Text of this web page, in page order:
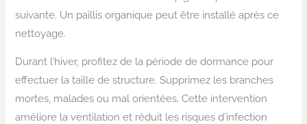
suivante. Un paillis organique peut être installé après ce
nettoyage.
Durant l’hiver, profitez de la période de dormance pour
effectuer la taille de structure. Supprimez les branches
mortes, malades ou mal orientées. Cette intervention
améliore la ventilation et réduit les risques d’infection